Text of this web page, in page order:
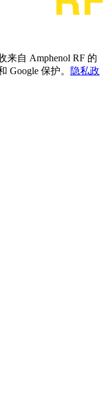
来自 Amphenol RF 的
Google 保护。
隐私政